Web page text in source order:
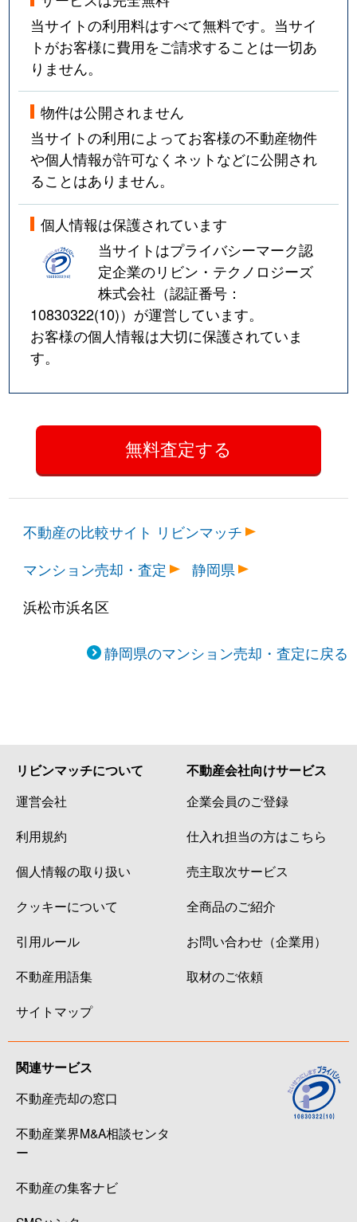
当サイトの利用料はすべて無料です。当サイ
トがお客様に費用をご請求することは一切あ
りません。
物件は公開されません
当サイトの利用によってお客様の不動産物件
や個人情報が許可なくネットなどに公開され
ることはありません。
個人情報は保護されています
当サイトはプライバシーマーク認
定企業のリビン・テクノロジーズ
株式会社（認証番号：
10830322(10)）が運営しています。
お客様の個人情報は大切に保護されていま
す。
不動産の比較サイト リビンマッチ
マンション売却・査定
静岡県
浜松市浜名区
静岡県のマンション売却・査定に戻る
リビンマッチについて
運営会社
利用規約
個人情報の取り扱い
クッキーについて
引用ルール
不動産用語集
サイトマップ
不動産会社向けサービス
企業会員のご登録
仕入れ担当の方はこちら
売主取次サービス
全商品のご紹介
お問い合わせ（企業用）
取材のご依頼
関連サービス
不動産売却の窓口
不動産業界M&A相談センタ
ー
不動産の集客ナビ